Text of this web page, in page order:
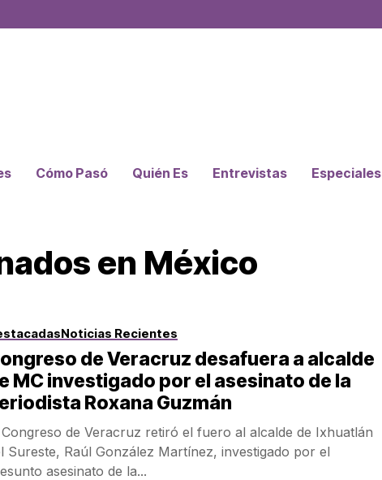
Cómo Pasó Quién Es Entrevistas Especiales
en México
Noticias Recientes
de Veracruz desafuera a alcalde
MC investigado por el asesinato de la
Roxana Guzmán
Congreso de Veracruz retiró el fuero al alcalde de Ixhuatlán
Sureste, Raúl González Martínez, investigado por el
asesinato de la...